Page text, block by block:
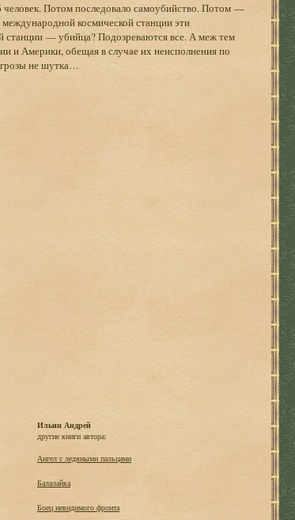
человек. Потом последовало самоубийство. Потом —
космической станции эти
станции — убийца? Подозреваются все. А меж тем
и Америки, обещая в случае их неисполнения по
не шутка…
Ильин Андрей
другие книги автора:
Ангел с ледяными пальцами
Балалайка
Боец невидимого фронта